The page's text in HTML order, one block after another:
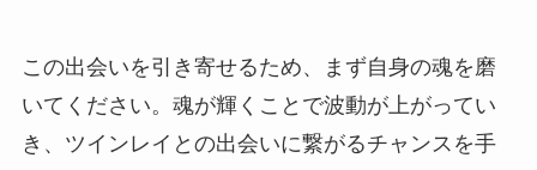
この出会いを引き寄せるため、まず自身の魂を磨
いてください。魂が輝くことで波動が上がってい
き、ツインレイとの出会いに繋がるチャンスを手